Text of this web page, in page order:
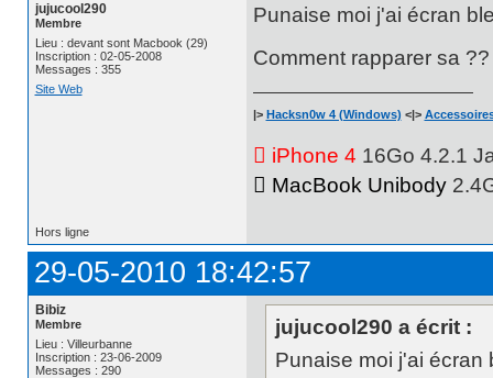
jujucool290
Membre
Lieu : devant sont Macbook (29)
Inscription : 02-05-2008
Messages : 355
Site Web
Punaise moi j'ai écran
Comment rapparer sa
|> Hacksn0w 4 (Windows) <|>
 iPhone 4 16Go 4.2.1
 MacBook Unibody
Hors ligne
29-05-2010 18:42:57
Bibiz
Membre
Lieu : Villeurbanne
Inscription : 23-06-2009
Messages : 290
jujucool290 a écrit :
Punaise moi j'ai